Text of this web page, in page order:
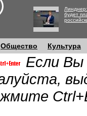
будет
Общество Культура
Если Вы